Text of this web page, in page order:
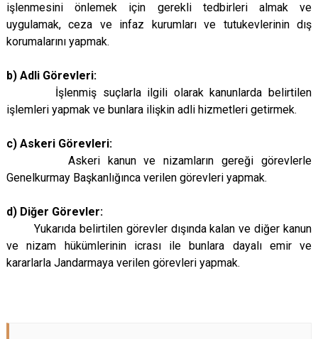
işlenmesini önlemek için gerekli tedbirleri almak ve
uygulamak, ceza ve infaz kurumları ve tutukevlerinin dış
korumalarını yapmak.
b) Adli Görevleri:
İşlenmiş suçlarla ilgili olarak kanunlarda belirtilen
işlemleri yapmak ve bunlara ilişkin adli hizmetleri getirmek.
c) Askeri Görevleri:
Askeri kanun ve nizamların gereği görevlerle
Genelkurmay Başkanlığınca verilen görevleri yapmak.
d) Diğer Görevler:
Yukarıda belirtilen görevler dışında kalan ve diğer kanun
ve nizam hükümlerinin icrası ile bunlara dayalı emir ve
kararlarla Jandarmaya verilen görevleri yapmak.